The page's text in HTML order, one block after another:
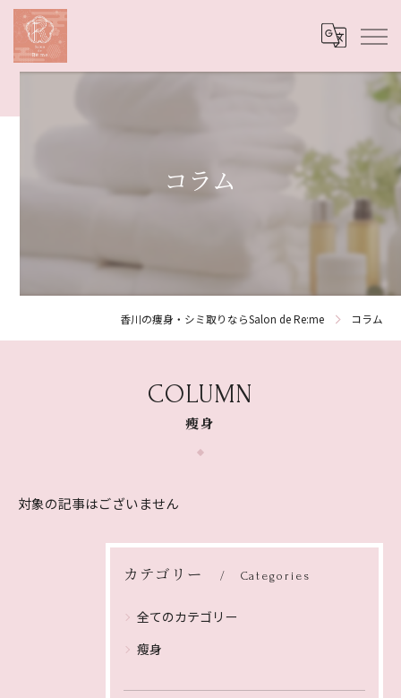
コラム
香川の痩身・シミ取りならSalon de Re:me コラム
COLUMN
瘦身
対象の記事はございません
カテゴリー Categories
全てのカテゴリー
瘦身